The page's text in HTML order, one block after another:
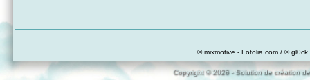
© mixmotive - Fotolia.com / ©
Copyright © 2026 - Solution de création